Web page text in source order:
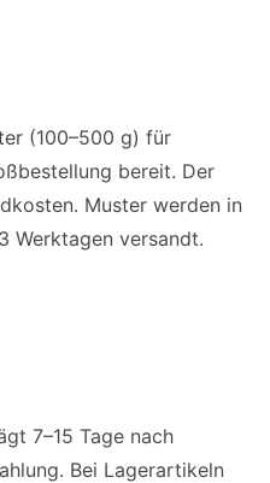
(100–500 g) für
bereit. Der
Muster werden in
Werktagen versandt.
7–15 Tage nach
Bei Lagerartikeln